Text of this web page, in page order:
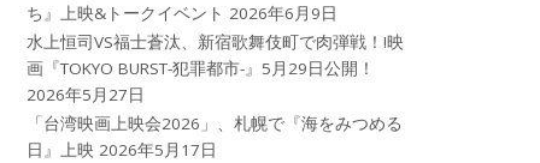
ち』上映&トークイベント 2026年6月9日
水上恒司VS福士蒼汰、新宿歌舞伎町で肉弾戦！!映
画『TOKYO BURST-犯罪都市-』5月29日公開！
2026年5月27日
「台湾映画上映会2026」、札幌で『海をみつめる
日』上映 2026年5月17日